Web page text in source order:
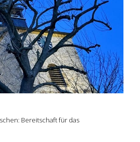
Bereitschaft für das